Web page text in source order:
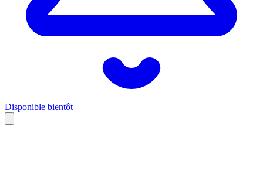
Disponible bientôt